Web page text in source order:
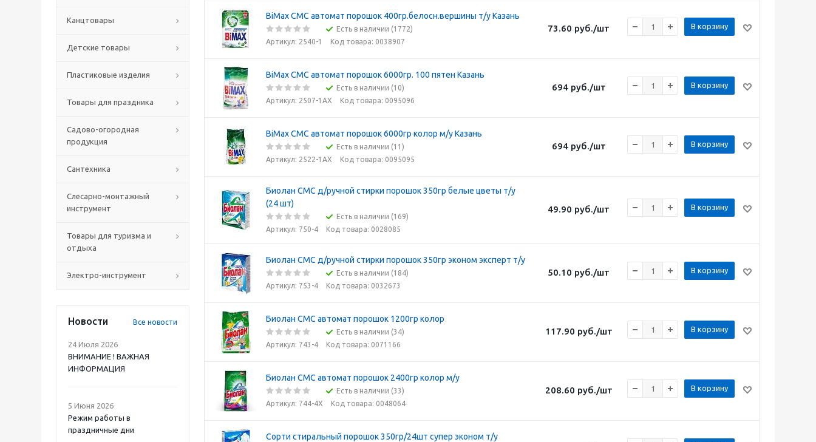
Канцтовары
Детские товары
Пластиковые изделия
Товары для праздника
Садово-огородная
продукция
Сантехника
Слесарно-монтажный
инструмент
Товары для туризма и
отдыха
Электро-инструмент
Новости Все новости
24 Июля 2026
ВНИМАНИЕ ! ВАЖНАЯ
ИНФОРМАЦИЯ
5 Июня 2026
Режим работы в
праздничные дни
BiMax СМС автомат порошок 400гр.белосн.вершины т/у Казань
Есть в наличии (1772)
Артикул: 2540-1
Код товара: 0038907
73.60 руб./шт В корзину
BiMax СМС автомат порошок 6000гр. 100 пятен Казань
Есть в наличии (10)
Артикул: 2507-1АХ
Код товара: 0095096
694руб./шт В корзину
BiMax СМС автомат порошок 6000гр колор м/у Казань
Есть в наличии (11)
Артикул: 2522-1АХ
Код товара: 0095095
694руб./шт В корзину
Биолан СМС д/ручной стирки порошок 350гр белые цветы т/у
(24 шт)
Есть в наличии (169)
Артикул: 750-4
Код товара: 0028085
49.90 руб./шт В корзину
Биолан СМС д/ручной стирки порошок 350гр эконом эксперт т/у
Есть в наличии (184)
Артикул: 753-4
Код товара: 0032673
50.10 руб./шт В корзину
Биолан СМС автомат порошок 1200гр колор
Есть в наличии (34)
Артикул: 743-4
Код товара: 0071166
117.90 руб./шт В корзину
Биолан СМС автомат порошок 2400гр колор м/у
Есть в наличии (33)
Артикул: 744-4Х
Код товара: 0048064
208.60 руб./шт В корзину
Сорти стиральный порошок 350гр/24шт супер эконом т/у